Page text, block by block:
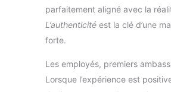
parfaitement aligné avec la
L’authenticité est la clé d’une
forte.
Les employés, premiers
Lorsque l’expérience est